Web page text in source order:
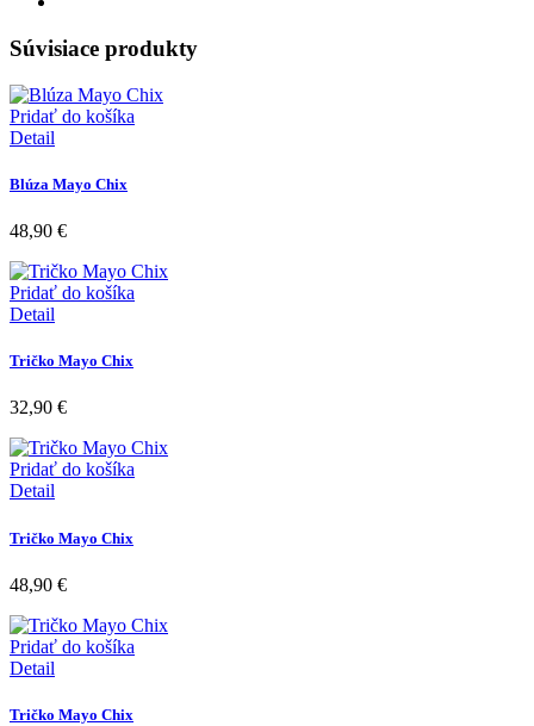
Súvisiace produkty
Pridať do košíka
Detail
Blúza Mayo Chix
48,90 €
Pridať do košíka
Detail
Tričko Mayo Chix
32,90 €
Pridať do košíka
Detail
Tričko Mayo Chix
48,90 €
Pridať do košíka
Detail
Tričko Mayo Chix